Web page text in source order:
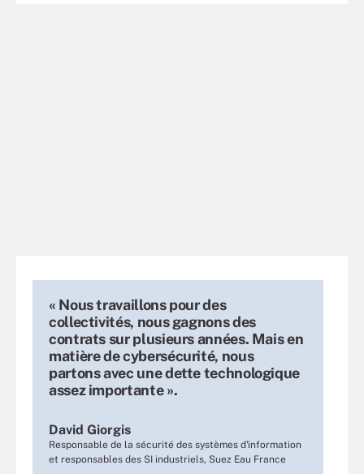
« Nous travaillons pour des
collectivités, nous gagnons des
contrats sur plusieurs années. Mais en
matière de cybersécurité, nous
partons avec une dette technologique
assez importante ».
David Giorgis
Responsable de la sécurité des systèmes d'information
et responsables des SI industriels, Suez Eau France